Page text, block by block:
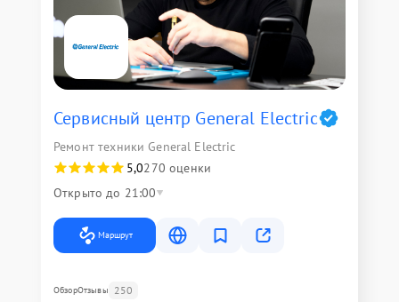
Сервисный центр General Electric
Ремонт техники General Electric
5,0270 оценки
Открыто до 21:00
Маршрут
ОбзорОтзывы 250